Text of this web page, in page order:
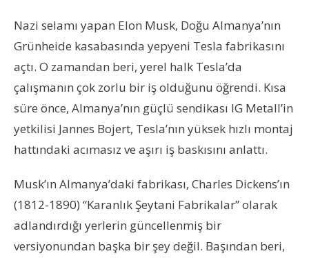
Nazi selamı yapan Elon Musk, Doğu Almanya’nın
Grünheide kasabasında yepyeni Tesla fabrikasını
açtı. O zamandan beri, yerel halk Tesla’da
çalışmanın çok zorlu bir iş olduğunu öğrendi. Kısa
süre önce, Almanya’nın güçlü sendikası IG Metall’in
yetkilisi Jannes Bojert, Tesla’nın yüksek hızlı montaj
hattındaki acımasız ve aşırı iş baskısını anlattı.
Musk’ın Almanya’daki fabrikası, Charles Dickens’ın
(1812-1890) “Karanlık Şeytani Fabrikalar” olarak
adlandırdığı yerlerin güncellenmiş bir
versiyonundan başka bir şey değil. Başından beri,